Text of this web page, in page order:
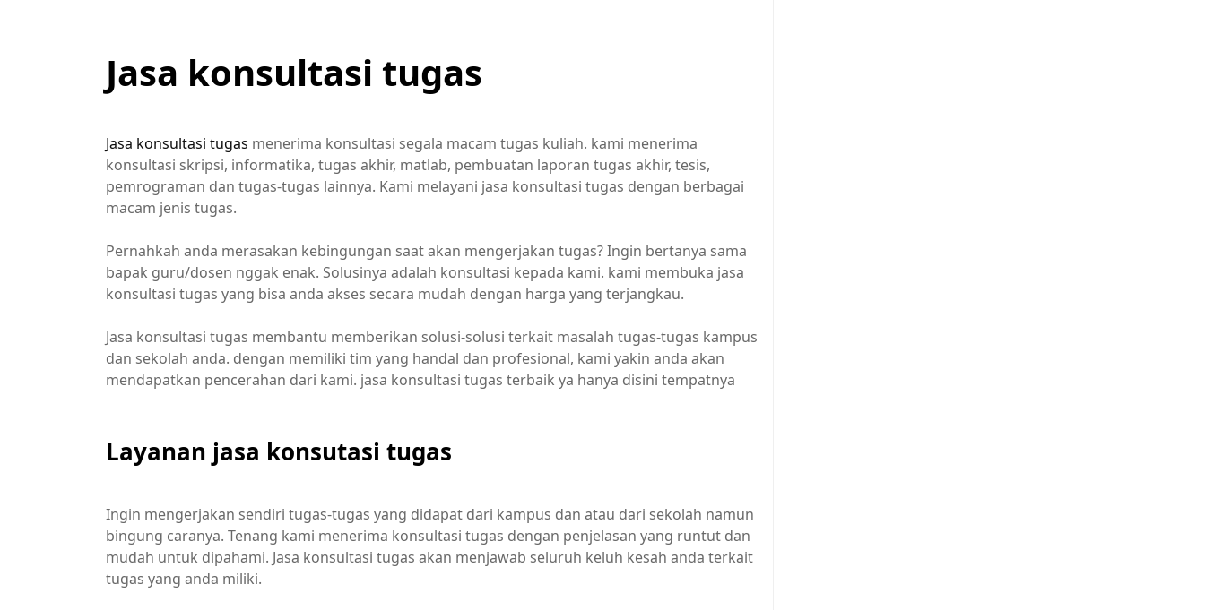
Jasa konsultasi tugas
Jasa konsultasi tugas menerima konsultasi segala macam tugas kuliah. kami menerima
konsultasi skripsi, informatika, tugas akhir, matlab, pembuatan laporan tugas akhir, tesis,
pemrograman dan tugas-tugas lainnya. Kami melayani jasa konsultasi tugas dengan berbagai
macam jenis tugas.
Pernahkah anda merasakan kebingungan saat akan mengerjakan tugas? Ingin bertanya sama
bapak guru/dosen nggak enak. Solusinya adalah konsultasi kepada kami. kami membuka jasa
konsultasi tugas yang bisa anda akses secara mudah dengan harga yang terjangkau.
Jasa konsultasi tugas membantu memberikan solusi-solusi terkait masalah tugas-tugas kampus
dan sekolah anda. dengan memiliki tim yang handal dan profesional, kami yakin anda akan
mendapatkan pencerahan dari kami. jasa konsultasi tugas terbaik ya hanya disini tempatnya
Layanan jasa konsutasi tugas
Ingin mengerjakan sendiri tugas-tugas yang didapat dari kampus dan atau dari sekolah namun
bingung caranya. Tenang kami menerima konsultasi tugas dengan penjelasan yang runtut dan
mudah untuk dipahami. Jasa konsultasi tugas akan menjawab seluruh keluh kesah anda terkait
tugas yang anda miliki.